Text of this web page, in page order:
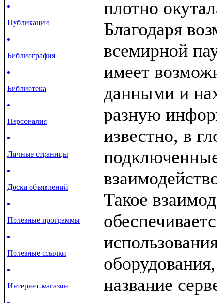
Публикации
Библиография
Библиотека
Персоналия
Личные страницы
Доска объявлений
Полезные программы
Полезные ссылки
Интернет-магазин
плотно
Благодаря
всемирной
имеет
данными и
разную
известно, в
Такое
название